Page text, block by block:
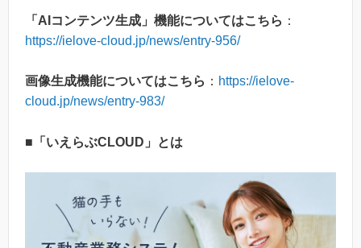
「AIコンテンツ生成」機能についてはこちら ：
https://ielove-cloud.jp/news/entry-956/
画像生成機能についてはこちら ： https://ielove-
cloud.jp/news/entry-983/
■「いえらぶCLOUD」とは